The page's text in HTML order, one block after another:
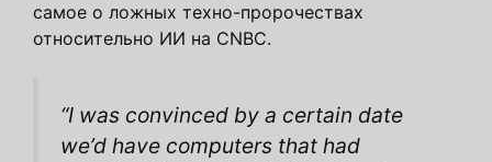
самое о ложных техно-пророчествах
относительно ИИ на CNBC.
“I was convinced by a certain date
we’d have computers that had